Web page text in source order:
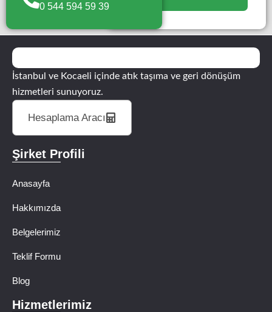
0 544 594 59 39
İstanbul ve Kocaeli içinde atık taşıma ve geri dönüşüm
hizmetleri sunuyoruz.
Hesaplama Aracı
Şirket Profili
Anasayfa
Hakkımızda
Belgelerimiz
Teklif Formu
Blog
Hizmetlerimiz